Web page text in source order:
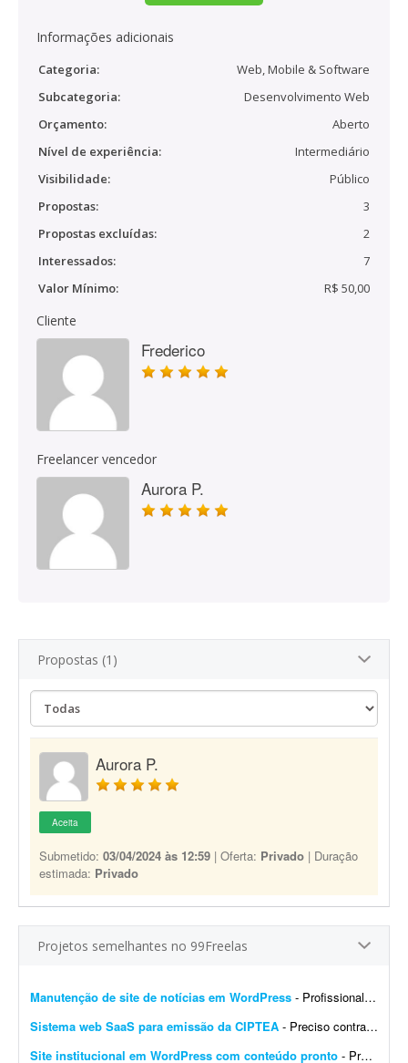
Informações adicionais
Categoria:
Web, Mobile & Software
Subcategoria:
Desenvolvimento Web
Orçamento:
Aberto
Nível de experiência:
Intermediário
Visibilidade:
Público
Propostas:
3
Propostas excluídas:
2
Interessados:
7
Valor Mínimo:
R$ 50,00
Cliente
Frederico
Freelancer vencedor
Aurora P.
Propostas (1)
Aurora P.
Aceita
Submetido: 03/04/2024 às 12:59 | Oferta: Privado | Duração
estimada: Privado
Projetos semelhantes no 99Freelas
Manutenção de site de notícias em WordPress - Profissional para realizar manutenção, configuração de automações, melhoria visual e atualização de site de notícias em WordPress. At...
Sistema web SaaS para emissão da CIPTEA - Preciso contratar um desenvolvedor ou equipe para criar um sistema web (SaaS multi-tenant) voltado para a emissão digital da CIPTEA (Carteira de Identificação da Pessoa com Tra...
Site institucional em WordPress com conteúdo pronto - Preciso de um desenvolvedor WordPress para criar um site institucional simples, de aproximadamente 5 páginas (Home). - O projeto é cultural (Cuidadores da Memória - Encontro R...